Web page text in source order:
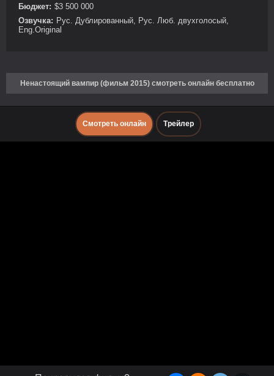
Бюджет: $3 500 000
Озвучка: Рус. Дублированный, Рус. Люб. двухголосый,
Eng.Original
Ненастоящий вампир (фильм 2015) смотреть онлайн бесплатно
Смотреть онлайн Трейлер